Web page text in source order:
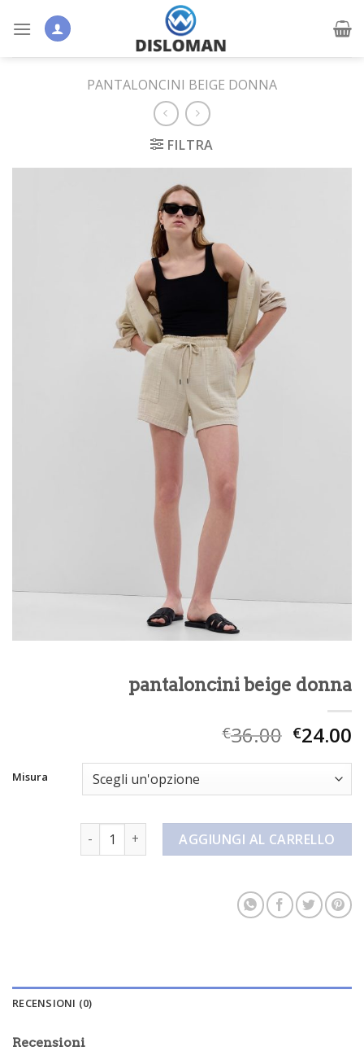
PANTALONCINI BEIGE DONNA
FILTRA
pantaloncini beige donna
€36.00 €24.00
Misura
pantaloncini beige donna quantità
AGGIUNGI AL CARRELLO
RECENSIONI (0)
Recensioni